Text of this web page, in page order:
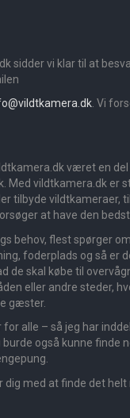
sidder vi klar til at
. Vi
været en
Med vildtkamera.dk er
tilbyde vildtkameraer,
at have den
behov, flest spørger
foderplads og så er
de skal købe til
eller andre steder,
gæster.
alle – så jeg har
burde også kunne finde
dig med at finde det helt